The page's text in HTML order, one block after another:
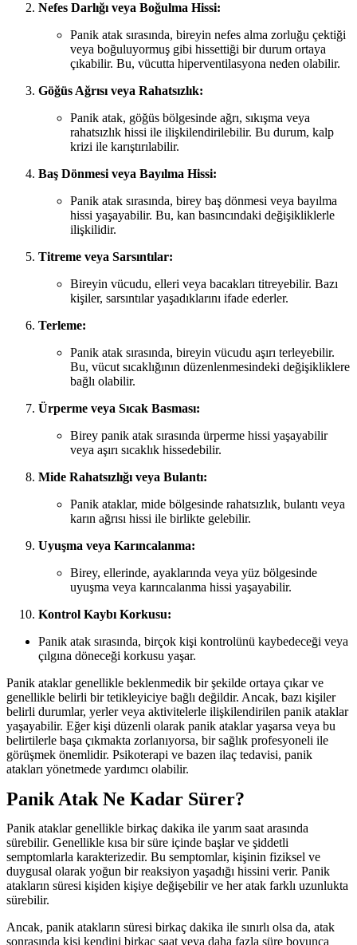
Nefes Darlığı veya Boğulma Hissi:
Panik atak sırasında, bireyin nefes alma zorluğu çektiği
veya boğuluyormuş gibi hissettiği bir durum ortaya
çıkabilir. Bu, vücutta hiperventilasyona neden olabilir.
Göğüs Ağrısı veya Rahatsızlık:
Panik atak, göğüs bölgesinde ağrı, sıkışma veya
rahatsızlık hissi ile ilişkilendirilebilir. Bu durum, kalp
krizi ile karıştırılabilir.
Baş Dönmesi veya Bayılma Hissi:
Panik atak sırasında, birey baş dönmesi veya bayılma
hissi yaşayabilir. Bu, kan basıncındaki değişikliklerle
ilişkilidir.
Titreme veya Sarsıntılar:
Bireyin vücudu, elleri veya bacakları titreyebilir. Bazı
kişiler, sarsıntılar yaşadıklarını ifade ederler.
Terleme:
Panik atak sırasında, bireyin vücudu aşırı terleyebilir.
Bu, vücut sıcaklığının düzenlenmesindeki değişikliklere
bağlı olabilir.
Ürperme veya Sıcak Basması:
Birey panik atak sırasında ürperme hissi yaşayabilir
veya aşırı sıcaklık hissedebilir.
Mide Rahatsızlığı veya Bulantı:
Panik ataklar, mide bölgesinde rahatsızlık, bulantı veya
karın ağrısı hissi ile birlikte gelebilir.
Uyuşma veya Karıncalanma:
Birey, ellerinde, ayaklarında veya yüz bölgesinde
uyuşma veya karıncalanma hissi yaşayabilir.
Kontrol Kaybı Korkusu:
Panik atak sırasında, birçok kişi kontrolünü kaybedeceği veya
çılgına döneceği korkusu yaşar.
Panik ataklar genellikle beklenmedik bir şekilde ortaya çıkar ve
genellikle belirli bir tetikleyiciye bağlı değildir. Ancak, bazı kişiler
belirli durumlar, yerler veya aktivitelerle ilişkilendirilen panik ataklar
yaşayabilir. Eğer kişi düzenli olarak panik ataklar yaşarsa veya bu
belirtilerle başa çıkmakta zorlanıyorsa, bir sağlık profesyoneli ile
görüşmek önemlidir. Psikoterapi ve bazen ilaç tedavisi, panik
atakları yönetmede yardımcı olabilir.
Panik Atak Ne Kadar Sürer?
Panik ataklar genellikle birkaç dakika ile yarım saat arasında
sürebilir. Genellikle kısa bir süre içinde başlar ve şiddetli
semptomlarla karakterizedir. Bu semptomlar, kişinin fiziksel ve
duygusal olarak yoğun bir reaksiyon yaşadığı hissini verir. Panik
atakların süresi kişiden kişiye değişebilir ve her atak farklı uzunlukta
sürebilir.
Ancak, panik atakların süresi birkaç dakika ile sınırlı olsa da, atak
sonrasında kişi kendini birkaç saat veya daha fazla süre boyunca